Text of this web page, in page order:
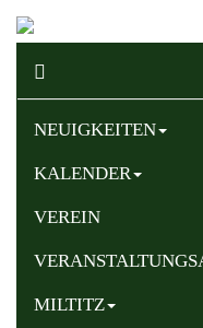
NEUIGKEITEN
KALENDER
VEREIN
MILTITZ